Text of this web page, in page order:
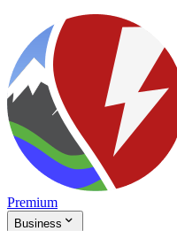
Premium
Business 